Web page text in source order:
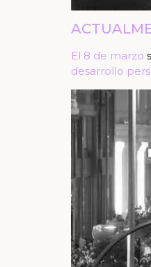
El 8 de marzo
desarrollo